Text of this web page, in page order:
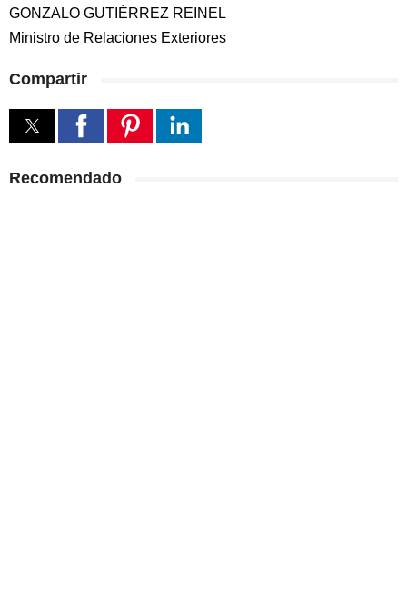
GONZALO GUTIÉRREZ REINEL
Ministro de Relaciones Exteriores
Compartir
Recomendado